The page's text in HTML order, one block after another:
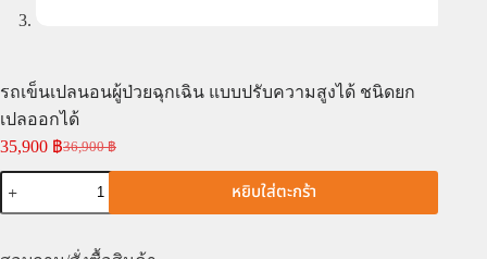
รถเข็นเปลนอนผู้ป่วยฉุกเฉิน แบบปรับความสูงได้ ชนิดยก
เปลออกได้
36,900฿
35,900 ฿
หยิบใส่ตะกร้า